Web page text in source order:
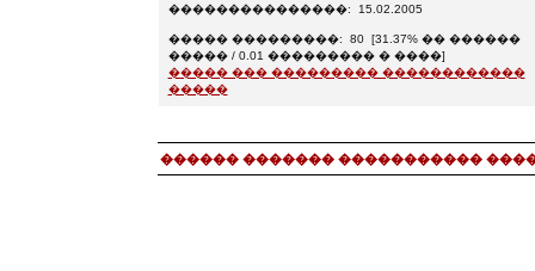
���������������: 15.02.2005
����� ���������: 80 [31.37% �� ������
����� / 0.01 ��������� � ����]
����� ��� ��������� ������������
�����
������ ������� �����������